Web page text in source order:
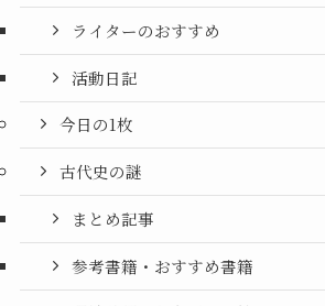
ライターのおすすめ
活動日記
今日の1枚
古代史の謎
まとめ記事
参考書籍・おすすめ書籍